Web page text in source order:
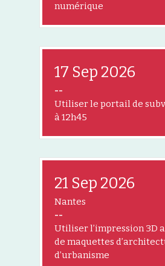
numérique
17 Sep 2026
--
Utiliser le portail de
à 12h45
21 Sep 2026
Nantes
--
Utiliser l’impression 3D
de maquettes
d’urbanisme